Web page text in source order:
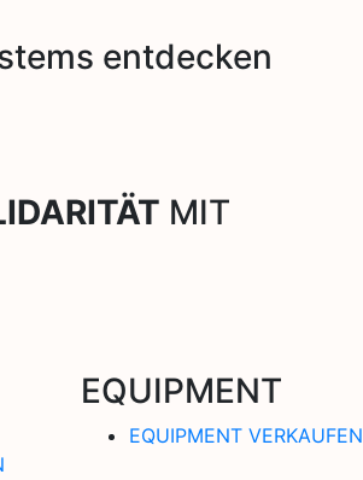
entdecken
MIT
EQUIPMENT
EQUIPMENT VERKAUFEN